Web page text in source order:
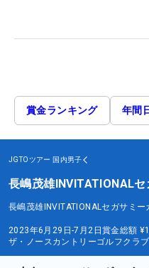
賞金ランキング 年間
JGTOツアー 国内男子
長嶋茂雄INVITATIONAL
長嶋茂雄INVITATIONALセガサミ
2023年6月29日-7月2日賞金総額
ザ・ノースカントリーゴルフクラブ